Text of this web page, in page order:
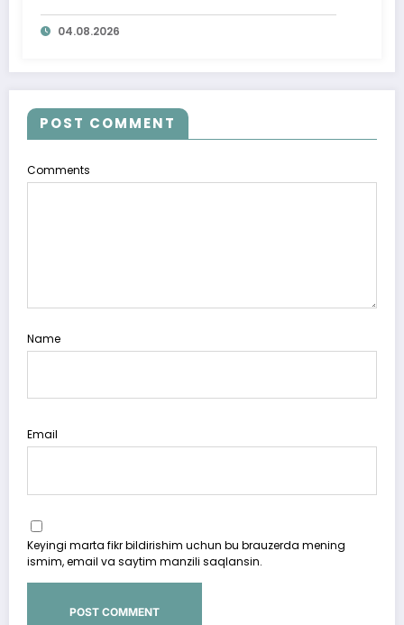
qilindi
04.08.2026
POST COMMENT
Comments
Name
Email
Keyingi marta fikr bildirishim uchun bu brauzerda mening
ismim, email va saytim manzili saqlansin.